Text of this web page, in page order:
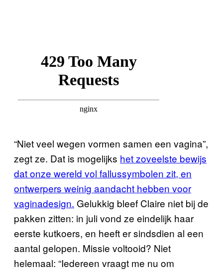
“Niet veel wegen vormen samen een vagina”,
zegt ze. Dat is mogelijks het zoveelste bewijs
dat onze wereld vol fallussymbolen zit, en
ontwerpers weinig aandacht hebben voor
vaginadesign. Gelukkig bleef Claire niet bij de
pakken zitten: in juli vond ze eindelijk haar
eerste kutkoers, en heeft er sindsdien al een
aantal gelopen. Missie voltooid? Niet
helemaal: “Iedereen vraagt me nu om